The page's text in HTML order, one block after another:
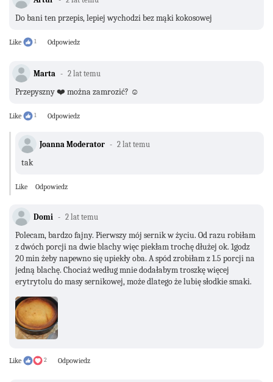
Do bani ten przepis, lepiej wychodzi bez mąki kokosowej
Like 1 Odpowiedz
Marta 2 lat temu
Przepyszny ❤️ można zamrozić? ☺️
Like 1 Odpowiedz
Joanna Moderator 2 lat temu
tak
Like Odpowiedz
Domi 2 lat temu
Polecam, bardzo fajny. Pierwszy mój sernik w życiu. Od razu robiłam
z dwóch porcji na dwie blachy więc piekłam trochę dłużej ok. 1godz
20 min żeby napewno się upiekły oba. A spód zrobiłam z 1.5 porcji na
jedną blachę. Chociaż według mnie dodałabym troszkę więcej
erytrytolu do masy sernikowej, może dlatego że lubię słodkie smaki.
Like 2 Odpowiedz